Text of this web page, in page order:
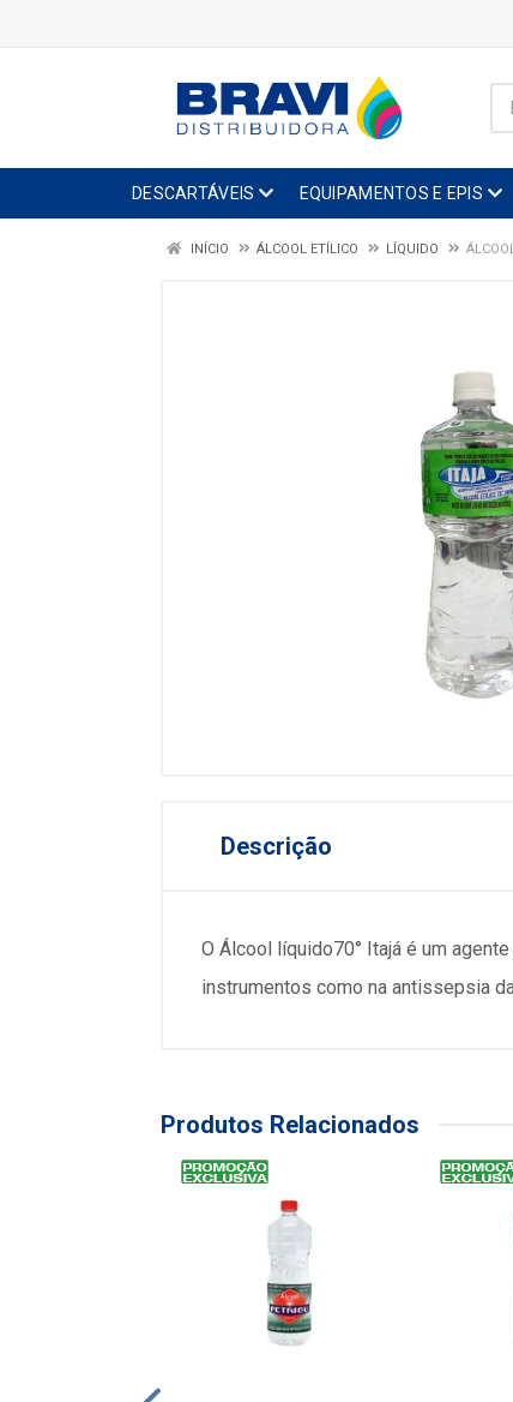
DESCARTÁVEIS EQUIPAMENTOS E EPIS
INÍCIO ÁLCOOL ETÍLICO LÍQUIDO
Descrição
O Álcool líquido70° Itajá é um
instrumentos como na antissepsia
Produtos Relacionados